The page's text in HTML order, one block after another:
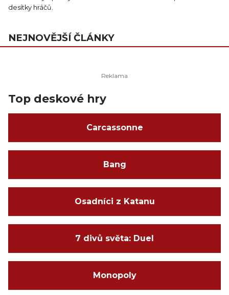
desítky hráčů.
NEJNOVĚJŠÍ ČLÁNKY
Top deskové hry
Carcassonne
Bang
Osadníci z Katanu
7 divů světa: Duel
Monopoly